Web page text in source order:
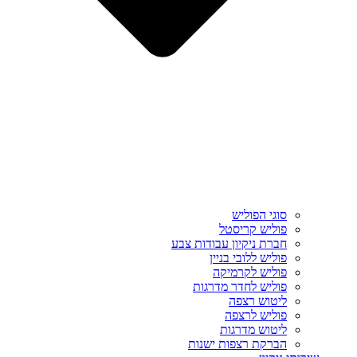
סוגי הפוליש
פוליש קריסטל
חברת ניקיון עבודות צבע
פוליש ללובי בניין
פוליש לקרמיקה
פוליש לחדר מדרגות
ליטוש רצפה
פוליש לרצפה
ליטוש מדרגות
הברקת רצפות ישנות